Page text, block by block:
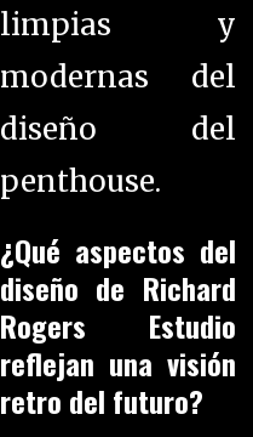
limpias y
modernas del
diseño del
penthouse.
¿Qué aspectos del
diseño de Richard
Rogers Estudio
reflejan una visión
retro del futuro?